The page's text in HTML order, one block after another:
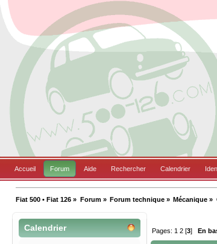
Accueil Forum Aide Rechercher Calendrier
Fiat 500 • Fiat 126 » Forum» Forum technique» Mécanique »
Calendrier Pages: 1 2 [3] En